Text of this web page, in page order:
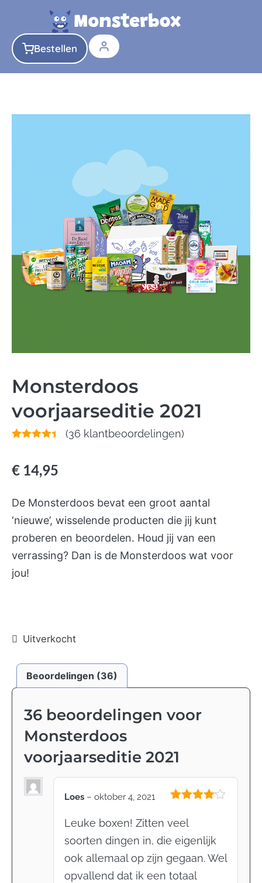
Bestellen
Monsterdoos
voorjaarseditie 2021
gebaseerd
opklant
(36 klantbeoordelingen)
€ 14,95
De Monsterdoos bevat een groot aantal
‘nieuwe’, wisselende producten die jij kunt
proberen en beoordelen. Houd jij van een
verrassing? Dan is de Monsterdoos wat voor
jou!
Uitverkocht
Beoordelingen (36)
36 beoordelingen voor
Monsterdoos
voorjaarseditie 2021
4uit 5
Loes – oktober 4, 2021
Leuke boxen! Zitten veel
soorten dingen in, die eigenlijk
ook allemaal op zijn gegaan. Wel
opvallend dat ik een totaal